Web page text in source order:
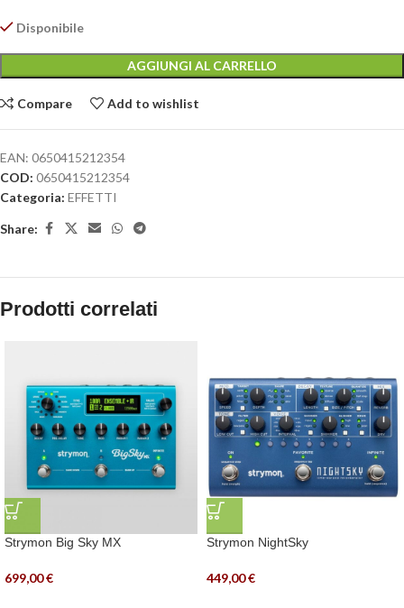
Disponibile
AGGIUNGI AL CARRELLO
Compare Add to wishlist
EAN: 0650415212354
COD: 0650415212354
Categoria: EFFETTI
Share:
Prodotti correlati
Strymon Big Sky MX
699,00€
Strymon NightSky
449,00€